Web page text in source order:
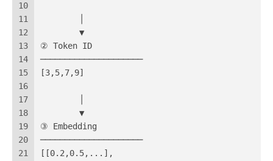
10
11
12
13
14
15
16
17
18
19
20
21
        ▼
② Token ID
─────────────────────
[3,5,7,9]
        ▼
③ Embedding
─────────────────────
[[0.2,0.5,...],